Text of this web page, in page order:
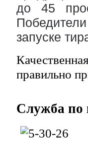
до 45
запуске
Качественная
правильно
Служба по